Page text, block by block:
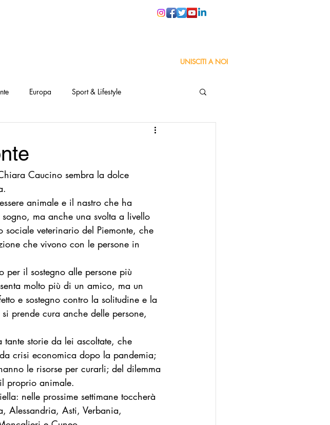
UNISCITI A NOI
Europa Sport & Lifestyle
Orgoglio Italiano
Modello Milano Pensiero positivo
USA goodnews Scienza Goodnews
Caucino sembra la dolce
animale e il nastro che ha
ma anche una svolta a livello
veterinario del Piemonte, che
che vivono con le persone in
per il sostegno alle persone più
molto più di un amico, ma un
e sostegno contro la solitudine e la
prende cura anche delle persone,
storie da lei ascoltate, che
crisi economica dopo la pandemia;
le risorse per curarli; del dilemma
proprio animale.
nelle prossime settimane toccherà
Alessandria, Asti, Verbania,